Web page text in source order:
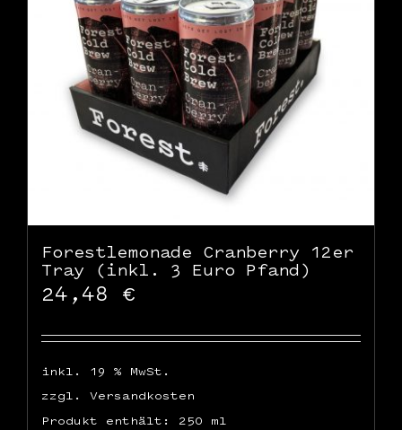
WooCommerce Warenkorb
Forestlemonade Cranberry 12er
Tray (inkl. 3 Euro Pfand)
24,48 €
inkl. 19 % MwSt.
zzgl. Versandkosten
Produkt enthält: 250 ml